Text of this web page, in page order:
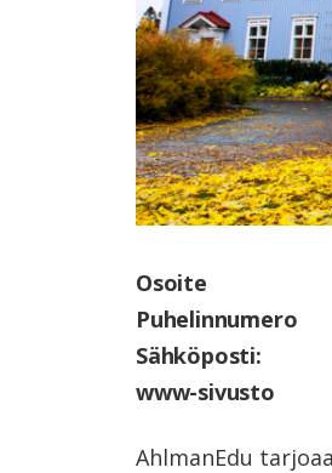
Osoite
Puhelinnumero
Sähköposti:
www-sivusto
AhlmanEdu